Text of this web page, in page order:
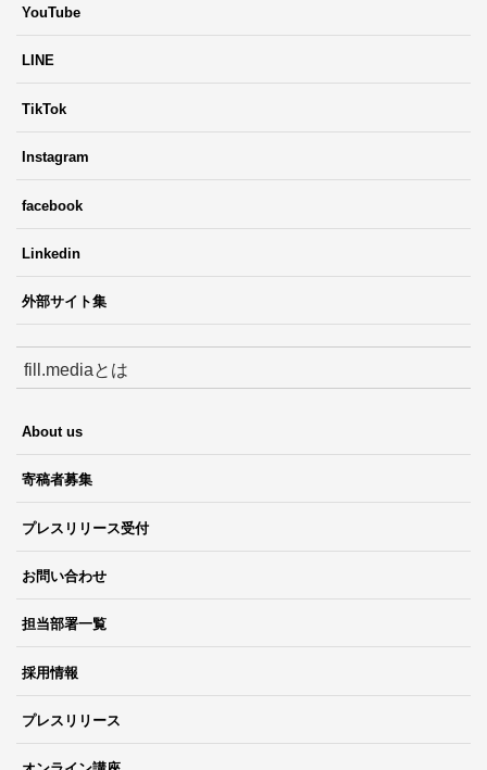
YouTube
LINE
TikTok
Instagram
facebook
Linkedin
外部サイト集
fill.mediaとは
About us
寄稿者募集
プレスリリース受付
お問い合わせ
担当部署一覧
採用情報
プレスリリース